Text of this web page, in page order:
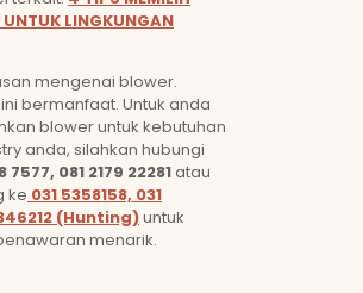
UNTUK LINGKUNGAN
mengenai blower.
bermanfaat. Untuk anda
blower untuk kebutuhan
anda, silahkan hubungi
7577, 081 2179 22281atau
ke 031 5358158, 031
(Hunting)untuk
menarik.